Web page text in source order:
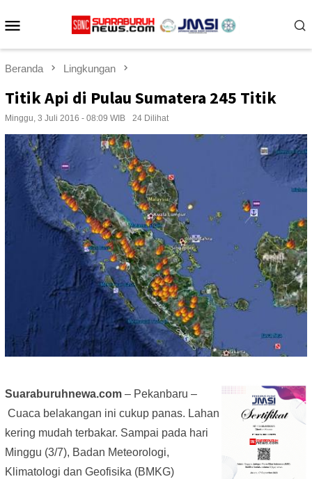
ke
Beranda Lingkungan
Titik Api di Pulau Sumatera 245 Titik
Minggu, 3 Juli 2016 - 08:09 WIB 24 Dilihat
Suaraburuhnewa.com – Pekanbaru –
Cuaca belakangan ini cukup panas. Lahan
kering mudah terbakar. Sampai pada hari
Minggu (3/7), Badan Meteorologi,
Klimatologi dan Geofisika (BMKG)